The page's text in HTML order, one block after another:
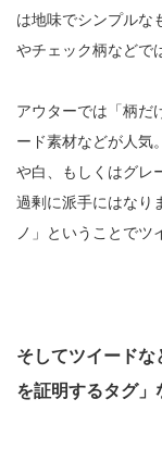
は地味でシンプルな
やチェック柄などで
アウターでは「柄だ
ード素材などが人気
や白、もしくはグレ
過剰に派手にはなり
ノ」ということでツ
そしてツイード
を証明するタグ」